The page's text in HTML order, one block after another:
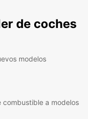
de coches
modelos
a modelos